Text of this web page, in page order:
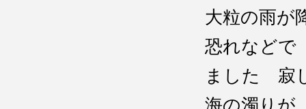
大粒の雨が
恐れなどで
ました 寂
海の濁りが